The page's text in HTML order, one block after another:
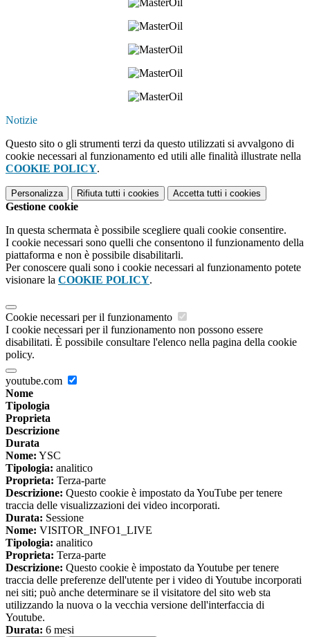
Notizie
Questo sito o gli strumenti terzi da questo utilizzati si avvalgono di
cookie necessari al funzionamento ed utili alle finalità illustrate nella
COOKIE POLICY.
Personalizza Rifiuta tutti i cookies Accetta tutti i cookies
Gestione cookie
In questa schermata è possibile scegliere quali cookie consentire.
I cookie necessari sono quelli che consentono il funzionamento della
piattaforma e non è possibile disabilitarli.
Per conoscere quali sono i cookie necessari al funzionamento potete
visionare la COOKIE POLICY.
Cookie necessari per il funzionamento
I cookie necessari per il funzionamento non possono essere
disabilitati. È possibile consultare l'elenco nella pagina della cookie
policy.
youtube.com
Nome
Tipologia
Proprieta
Descrizione
Durata
Nome: YSC
Tipologia: analitico
Proprieta: Terza-parte
Descrizione: Questo cookie è impostato da YouTube per tenere
traccia delle visualizzazioni dei video incorporati.
Durata: Sessione
Nome: VISITOR_INFO1_LIVE
Tipologia: analitico
Proprieta: Terza-parte
Descrizione: Questo cookie è impostato da Youtube per tenere
traccia delle preferenze dell'utente per i video di Youtube incorporati
nei siti; può anche determinare se il visitatore del sito web sta
utilizzando la nuova o la vecchia versione dell'interfaccia di
Youtube.
Durata: 6 mesi